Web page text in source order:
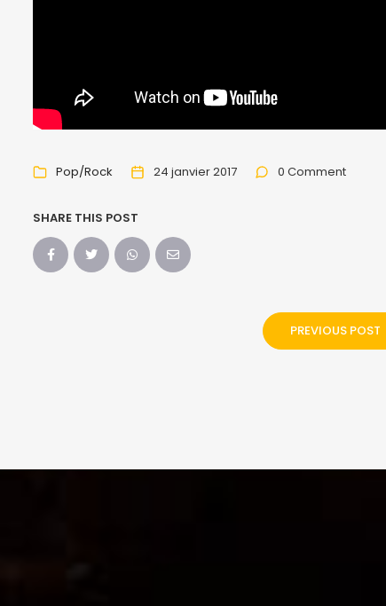
Pop/Rock 24 janvier 2017 0 Comment
SHARE THIS POST
PREVIOUS POST